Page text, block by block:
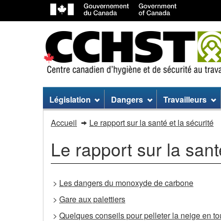
Menu
du
site
Législation Dangers Travailleurs
Accueil Le rapport sur la santé et la sécurité
Le rapport sur la
> Les dangers du monoxyde de carbone
> Gare aux palettiers
> Quelques conseils pour pelleter la neige en